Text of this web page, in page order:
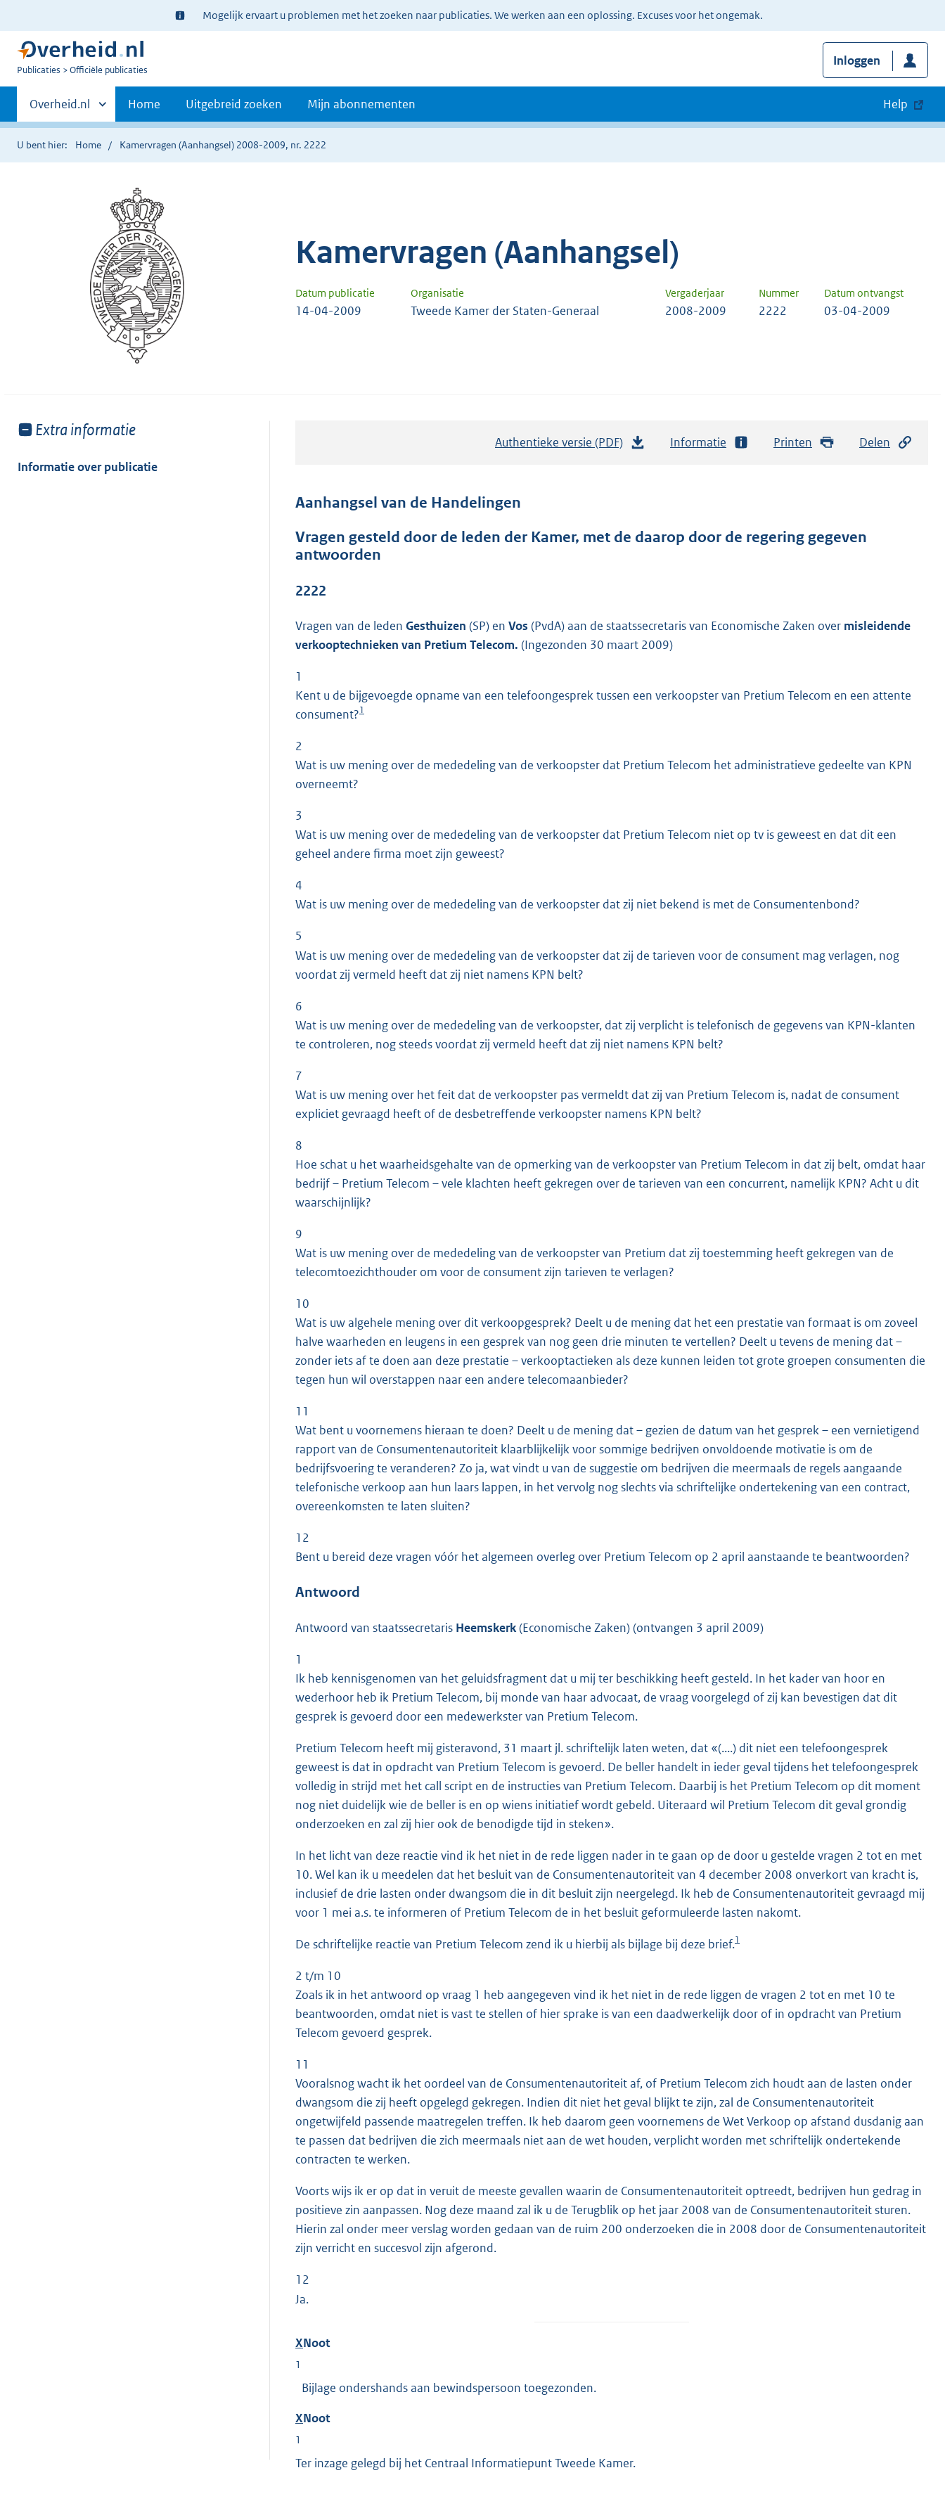
Ter
informatie:
Mogelijk ervaart u problemen met het zoeken naar publicaties. We werken aan een oplossing. Excuses voor het ongemak.
U
Publicaties Officiële publicaties
Inloggen
Primaire
navigatie
Andere
sites
binnen
Overheid.nl Home Uitgebreid zoeken Mijn abonnementen Help
U bent hier: Home Kamervragen (Aanhangsel) 2008-2009, nr. 2222
Kamervragen (Aanhangsel)
Datum publicatie Organisatie Vergaderjaar Nummer Datum ontvangst
14-04-2009 Tweede Kamer der Staten-Generaal 2008-2009 2222 03-04-2009
Toon
van:
Extra informatie
Informatie over publicatie
Authentieke versie (PDF)
n
o
o
5
Informatie Printen Delen
Aanhangsel van de Handelingen
Vragen gesteld door de leden der Kamer, met de daarop door de regering gegeven
antwoorden
2222
Vragen van de leden Gesthuizen (SP) en Vos (PvdA) aan de staatssecretaris van Economische Zaken over misleidende
verkooptechnieken van Pretium Telecom. (Ingezonden 30 maart 2009)
1
Kent u de bijgevoegde opname van een telefoongesprek tussen een verkoopster van Pretium Telecom en een attente
consument?1
2
Wat is uw mening over de mededeling van de verkoopster dat Pretium Telecom het administratieve gedeelte van KPN
overneemt?
3
Wat is uw mening over de mededeling van de verkoopster dat Pretium Telecom niet op tv is geweest en dat dit een
geheel andere firma moet zijn geweest?
4
Wat is uw mening over de mededeling van de verkoopster dat zij niet bekend is met de Consumentenbond?
5
Wat is uw mening over de mededeling van de verkoopster dat zij de tarieven voor de consument mag verlagen, nog
voordat zij vermeld heeft dat zij niet namens KPN belt?
6
Wat is uw mening over de mededeling van de verkoopster, dat zij verplicht is telefonisch de gegevens van KPN-klanten
te controleren, nog steeds voordat zij vermeld heeft dat zij niet namens KPN belt?
7
Wat is uw mening over het feit dat de verkoopster pas vermeldt dat zij van Pretium Telecom is, nadat de consument
expliciet gevraagd heeft of de desbetreffende verkoopster namens KPN belt?
8
Hoe schat u het waarheidsgehalte van de opmerking van de verkoopster van Pretium Telecom in dat zij belt, omdat haar
bedrijf – Pretium Telecom – vele klachten heeft gekregen over de tarieven van een concurrent, namelijk KPN? Acht u dit
waarschijnlijk?
9
Wat is uw mening over de mededeling van de verkoopster van Pretium dat zij toestemming heeft gekregen van de
telecomtoezichthouder om voor de consument zijn tarieven te verlagen?
10
Wat is uw algehele mening over dit verkoopgesprek? Deelt u de mening dat het een prestatie van formaat is om zoveel
halve waarheden en leugens in een gesprek van nog geen drie minuten te vertellen? Deelt u tevens de mening dat –
zonder iets af te doen aan deze prestatie – verkooptactieken als deze kunnen leiden tot grote groepen consumenten die
tegen hun wil overstappen naar een andere telecomaanbieder?
11
Wat bent u voornemens hieraan te doen? Deelt u de mening dat – gezien de datum van het gesprek – een vernietigend
rapport van de Consumentenautoriteit klaarblijkelijk voor sommige bedrijven onvoldoende motivatie is om de
bedrijfsvoering te veranderen? Zo ja, wat vindt u van de suggestie om bedrijven die meermaals de regels aangaande
telefonische verkoop aan hun laars lappen, in het vervolg nog slechts via schriftelijke ondertekening van een contract,
overeenkomsten te laten sluiten?
12
Bent u bereid deze vragen vóór het algemeen overleg over Pretium Telecom op 2 april aanstaande te beantwoorden?
Antwoord
Antwoord van staatssecretaris Heemskerk(Economische Zaken) (ontvangen 3 april 2009)
1
Ik heb kennisgenomen van het geluidsfragment dat u mij ter beschikking heeft gesteld. In het kader van hoor en
wederhoor heb ik Pretium Telecom, bij monde van haar advocaat, de vraag voorgelegd of zij kan bevestigen dat dit
gesprek is gevoerd door een medewerkster van Pretium Telecom.
Pretium Telecom heeft mij gisteravond, 31 maart jl. schriftelijk laten weten, dat «(....) dit niet een telefoongesprek
geweest is dat in opdracht van Pretium Telecom is gevoerd. De beller handelt in ieder geval tijdens het telefoongesprek
volledig in strijd met het call script en de instructies van Pretium Telecom. Daarbij is het Pretium Telecom op dit moment
nog niet duidelijk wie de beller is en op wiens initiatief wordt gebeld. Uiteraard wil Pretium Telecom dit geval grondig
onderzoeken en zal zij hier ook de benodigde tijd in steken».
In het licht van deze reactie vind ik het niet in de rede liggen nader in te gaan op de door u gestelde vragen 2 tot en met
10. Wel kan ik u meedelen dat het besluit van de Consumentenautoriteit van 4 december 2008 onverkort van kracht is,
inclusief de drie lasten onder dwangsom die in dit besluit zijn neergelegd. Ik heb de Consumentenautoriteit gevraagd mij
voor 1 mei a.s. te informeren of Pretium Telecom de in het besluit geformuleerde lasten nakomt.
De schriftelijke reactie van Pretium Telecom zend ik u hierbij als bijlage bij deze brief.1
2 t/m 10
Zoals ik in het antwoord op vraag 1 heb aangegeven vind ik het niet in de rede liggen de vragen 2 tot en met 10 te
beantwoorden, omdat niet is vast te stellen of hier sprake is van een daadwerkelijk door of in opdracht van Pretium
Telecom gevoerd gesprek.
11
Vooralsnog wacht ik het oordeel van de Consumentenautoriteit af, of Pretium Telecom zich houdt aan de lasten onder
dwangsom die zij heeft opgelegd gekregen. Indien dit niet het geval blijkt te zijn, zal de Consumentenautoriteit
ongetwijfeld passende maatregelen treffen. Ik heb daarom geen voornemens de Wet Verkoop op afstand dusdanig aan
te passen dat bedrijven die zich meermaals niet aan de wet houden, verplicht worden met schriftelijk ondertekende
contracten te werken.
Voorts wijs ik er op dat in veruit de meeste gevallen waarin de Consumentenautoriteit optreedt, bedrijven hun gedrag in
positieve zin aanpassen. Nog deze maand zal ik u de Terugblik op het jaar 2008 van de Consumentenautoriteit sturen.
Hierin zal onder meer verslag worden gedaan van de ruim 200 onderzoeken die in 2008 door de Consumentenautoriteit
zijn verricht en succesvol zijn afgerond.
12
Ja.
XNoot
1
Bijlage ondershands aan bewindspersoon toegezonden.
XNoot
1
Ter inzage gelegd bij het Centraal Informatiepunt Tweede Kamer.